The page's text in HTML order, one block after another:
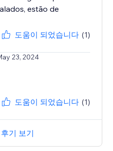
estão de
도움이 되었습니다 (1)
23, 2024
도움이 되었습니다 (1)
기 보기